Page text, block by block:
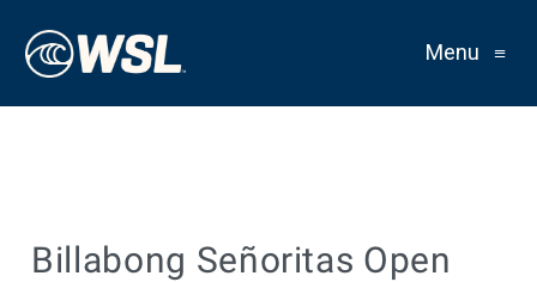
Menu ≡
Billabong Señoritas Open